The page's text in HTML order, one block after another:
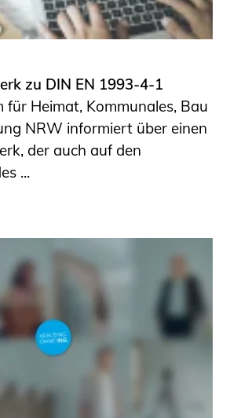
Fortbildungsträger
Formulare
Ingenieurinnen
und vereidigte
innen
und
privater
zu DIN EN 1993-4-1
für Heimat, Kommunales, Bau
NRW informiert über einen
der auch auf den
...